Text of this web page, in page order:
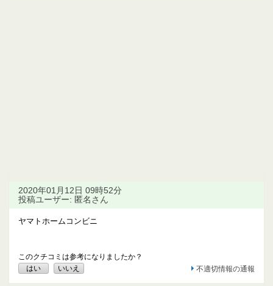
2020年01月12日 09時52分
投稿ユーザー: 匿名さん
ヤマトホームコンビニ
このクチコミは参考になりましたか？
はい
いいえ 不適切情報の通報